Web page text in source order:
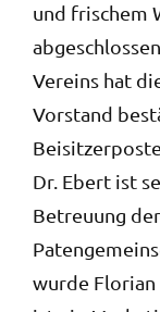
und frischem
Vereins hat
Vorstand
Dr. Ebert ist
Betreuung
wurde Florian